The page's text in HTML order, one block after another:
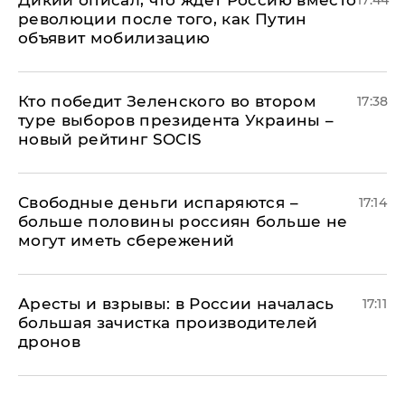
революции после того, как Путин
объявит мобилизацию
Кто победит Зеленского во втором
туре выборов президента Украины –
новый рейтинг SOCIS
17:38
Свободные деньги испаряются –
больше половины россиян больше не
могут иметь сбережений
17:14
Аресты и взрывы: в России началась
большая зачистка производителей
дронов
17:11